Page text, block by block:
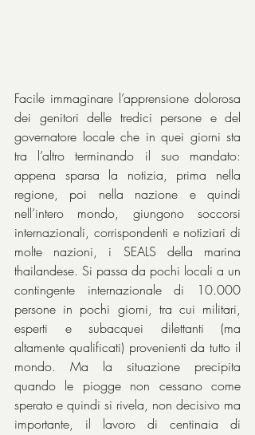
Facile immaginare l’apprensione dolorosa
dei genitori delle tredici persone e del
governatore locale che in quei giorni sta
tra l’altro terminando il suo mandato:
appena sparsa la notizia, prima nella
regione, poi nella nazione e quindi
nell’intero mondo, giungono soccorsi
internazionali, corrispondenti e notiziari di
molte nazioni, i SEALS della marina
thailandese. Si passa da pochi locali a un
contingente internazionale di 10.000
persone in pochi giorni, tra cui militari,
esperti e subacquei dilettanti (ma
altamente qualificati) provenienti da tutto il
mondo. Ma la situazione precipita
quando le piogge non cessano come
sperato e quindi si rivela, non decisivo ma
importante, il lavoro di centinaia di